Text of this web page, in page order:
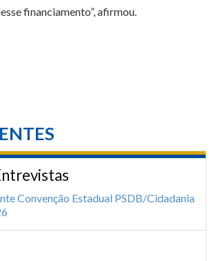
financiamento”, afirmou.
Convenção Estadual PSDB/Cidadania